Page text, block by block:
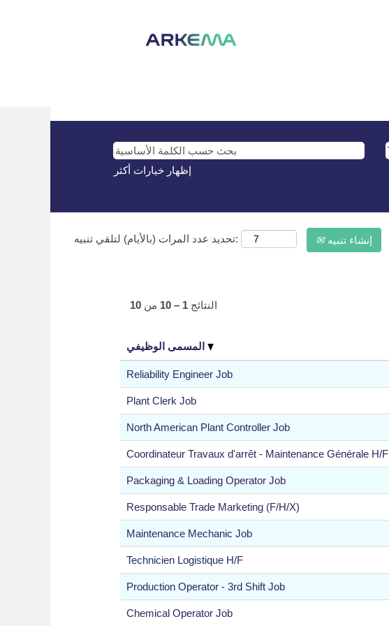
نتائج البحث عن
إظهار خيارات أكثر
تحديد عدد المرات (بالأيام) لتلقي تنبيه: إنشاء تنبيه
النتائج 1 – 10 من 10
Reliability Engineer Job
Plant Clerk Job
North American Plant Controller Job
Coordinateur Travaux d'arrêt - Maintenance Générale H/F
Packaging & Loading Operator Job
Responsable Trade Marketing (F/H/X)
Maintenance Mechanic Job
Technicien Logistique H/F
Production Operator - 3rd Shift Job
Chemical Operator Job